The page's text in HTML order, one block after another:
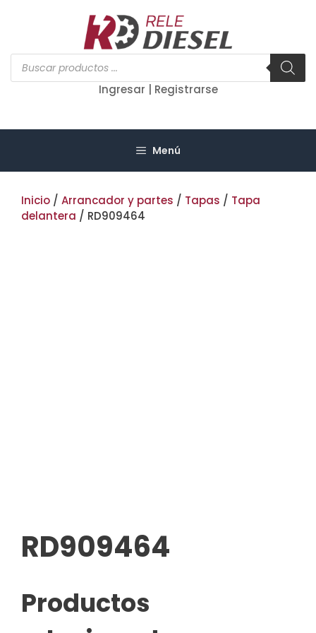
Búsqueda
de
productos
Ingresar | Registrarse
Menú
Inicio / Arrancador y partes / Tapas / Tapa
delantera / RD909464
RD909464
Productos